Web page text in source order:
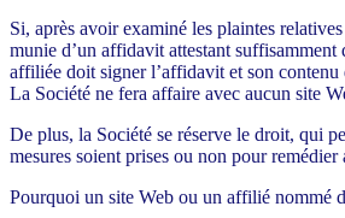
Si, après avoir examiné les plaintes
munie d’un affidavit attestant
affiliée doit signer l’affidavit et son contenu
La Société ne fera affaire avec aucun site
De plus, la Société se réserve le droit, qui
mesures soient prises ou non pour
Pourquoi un site Web ou un affilié nommé